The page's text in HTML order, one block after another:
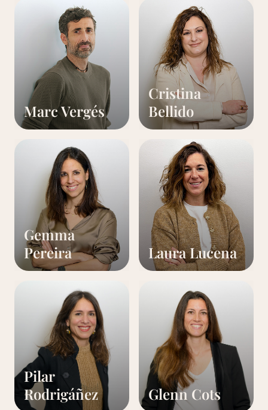
Marc Vergés
Cristina
Bellido
Gemma
Pereira
Laura Lucena
Pilar
Rodrigáñez
Glenn Cots